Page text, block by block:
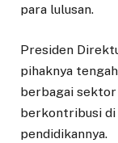
para lulusan.
Presiden
pihaknya
berbagai sektor
berkontribusi di
pendidikannya.